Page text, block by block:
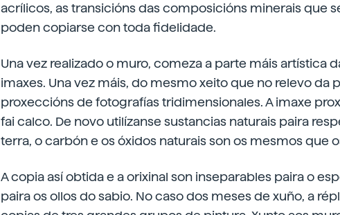
acrílicos, as transicións das composicións minerais que
poden copiarse con toda fidelidade.
Una vez realizado o muro, comeza a parte máis artística
imaxes. Una vez máis, do mesmo xeito que no relevo da
proxeccións de fotografías tridimensionales. A imaxe
fai calco. De novo utilízanse sustancias naturais paira
terra, o carbón e os óxidos naturais son os mesmos que
A copia así obtida e a orixinal son inseparables paira o
paira os ollos do sabio. No caso dos meses de xuño, a